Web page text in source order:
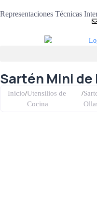
Representaciones Técnicas
Sartén Mini
Inicio/Utensilios de
Cocina
/